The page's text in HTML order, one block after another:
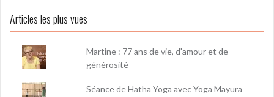
Articles les plus vues
Martine : 77 ans de vie, d'amour et de
générosité
Séance de Hatha Yoga avec Yoga Mayura